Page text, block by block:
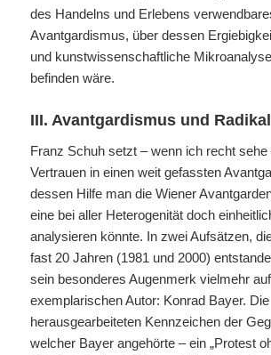
des Handelns und Erlebens
Avantgardismus, über dessen
und kunstwissenschaftliche
befinden wäre.
III. Avantgardismus und
Franz Schuh setzt – wenn ich recht sehe
Vertrauen in einen weit gefassten
dessen Hilfe man die Wiener
eine bei aller Heterogenität doch
analysieren könnte. In zwei Aufsätzen,
fast 20 Jahren (1981 und 2000)
sein besonderes Augenmerk vielmehr
exemplarischen Autor: Konrad Bayer. Die
herausgearbeiteten Kennzeichen der
welcher Bayer angehörte – ein „Protest